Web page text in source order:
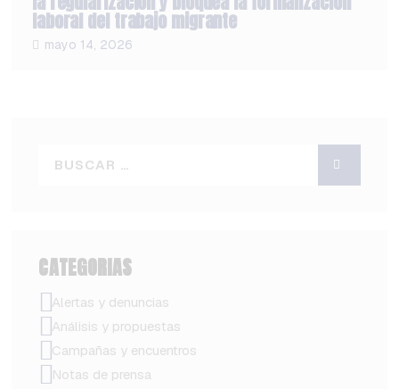
laboral del trabajo migrante
mayo 14, 2026
CATEGORIAS
Alertas y denuncias
Análisis y propuestas
Campañas y encuentros
Notas de prensa